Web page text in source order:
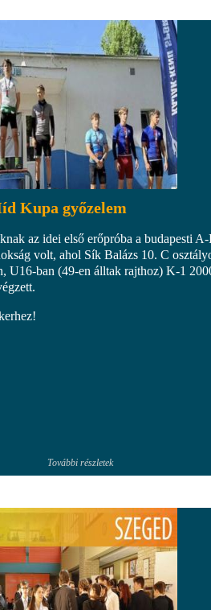
Kupa győzelem
az idei első erőpróba a budapesti
volt, ahol Sík Balázs 10. C
U16-ban (49-en álltak rajthoz) K-1
További részletek